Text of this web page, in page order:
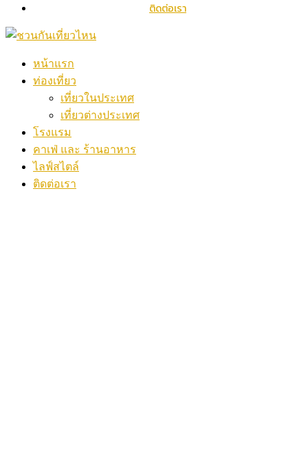
ติดต่อเรา
หน้าแรก
ท่องเที่ยว
เที่ยวในประเทศ
เที่ยวต่างประเทศ
โรงแรม
คาเฟ่ และ ร้านอาหาร
ไลฟ์สไตล์
ติดต่อเรา